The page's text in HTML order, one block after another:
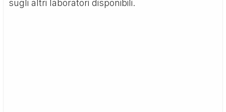
sugli altri laboratori disponibili.